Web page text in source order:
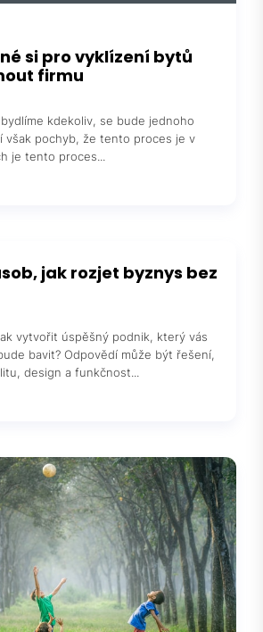
si pro vyklízení bytů
firmu
kdekoliv, se bude jednoho
však pochyb, že tento proces je v
je tento proces...
jak rozjet byznys bez
vytvořit úspěšný podnik, který vás
bavit? Odpovědí může být řešení,
design a funkčnost...